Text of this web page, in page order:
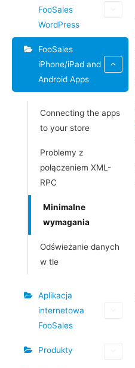
FooSales
WordPress
FooSales
iPhone/iPad and
Android Apps
Connecting the apps
to your store
Problemy z
połączeniem XML-
RPC
Minimalne
wymagania
Odświeżanie danych
w tle
Aplikacja
internetowa
FooSales
Produkty